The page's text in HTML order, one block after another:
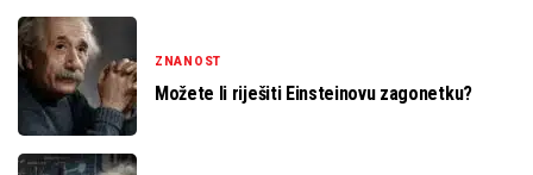
ZNANOST
Možete li riješiti Einsteinovu zagonetku?